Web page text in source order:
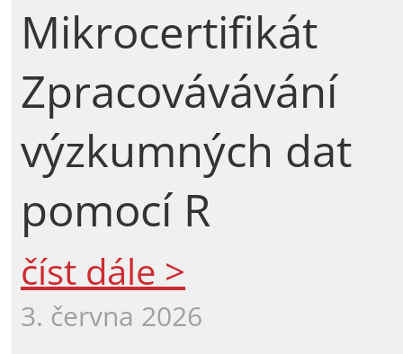
Mikrocertifikát
Zpracovávávání
výzkumných dat
pomocí R
číst dále >
3. června 2026